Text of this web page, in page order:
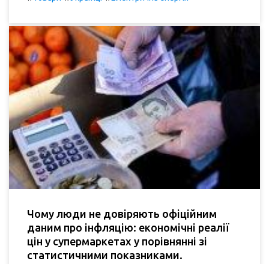
Чому люди не довіряють офіційним
даним про інфляцію: економічні реалії
цін у супермаркетах у порівнянні зі
статистичними показниками.